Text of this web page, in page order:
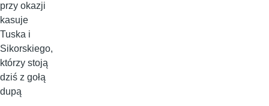
przy okazji
kasuje
Tuska i
Sikorskiego,
którzy stoją
dziś z gołą
dupą